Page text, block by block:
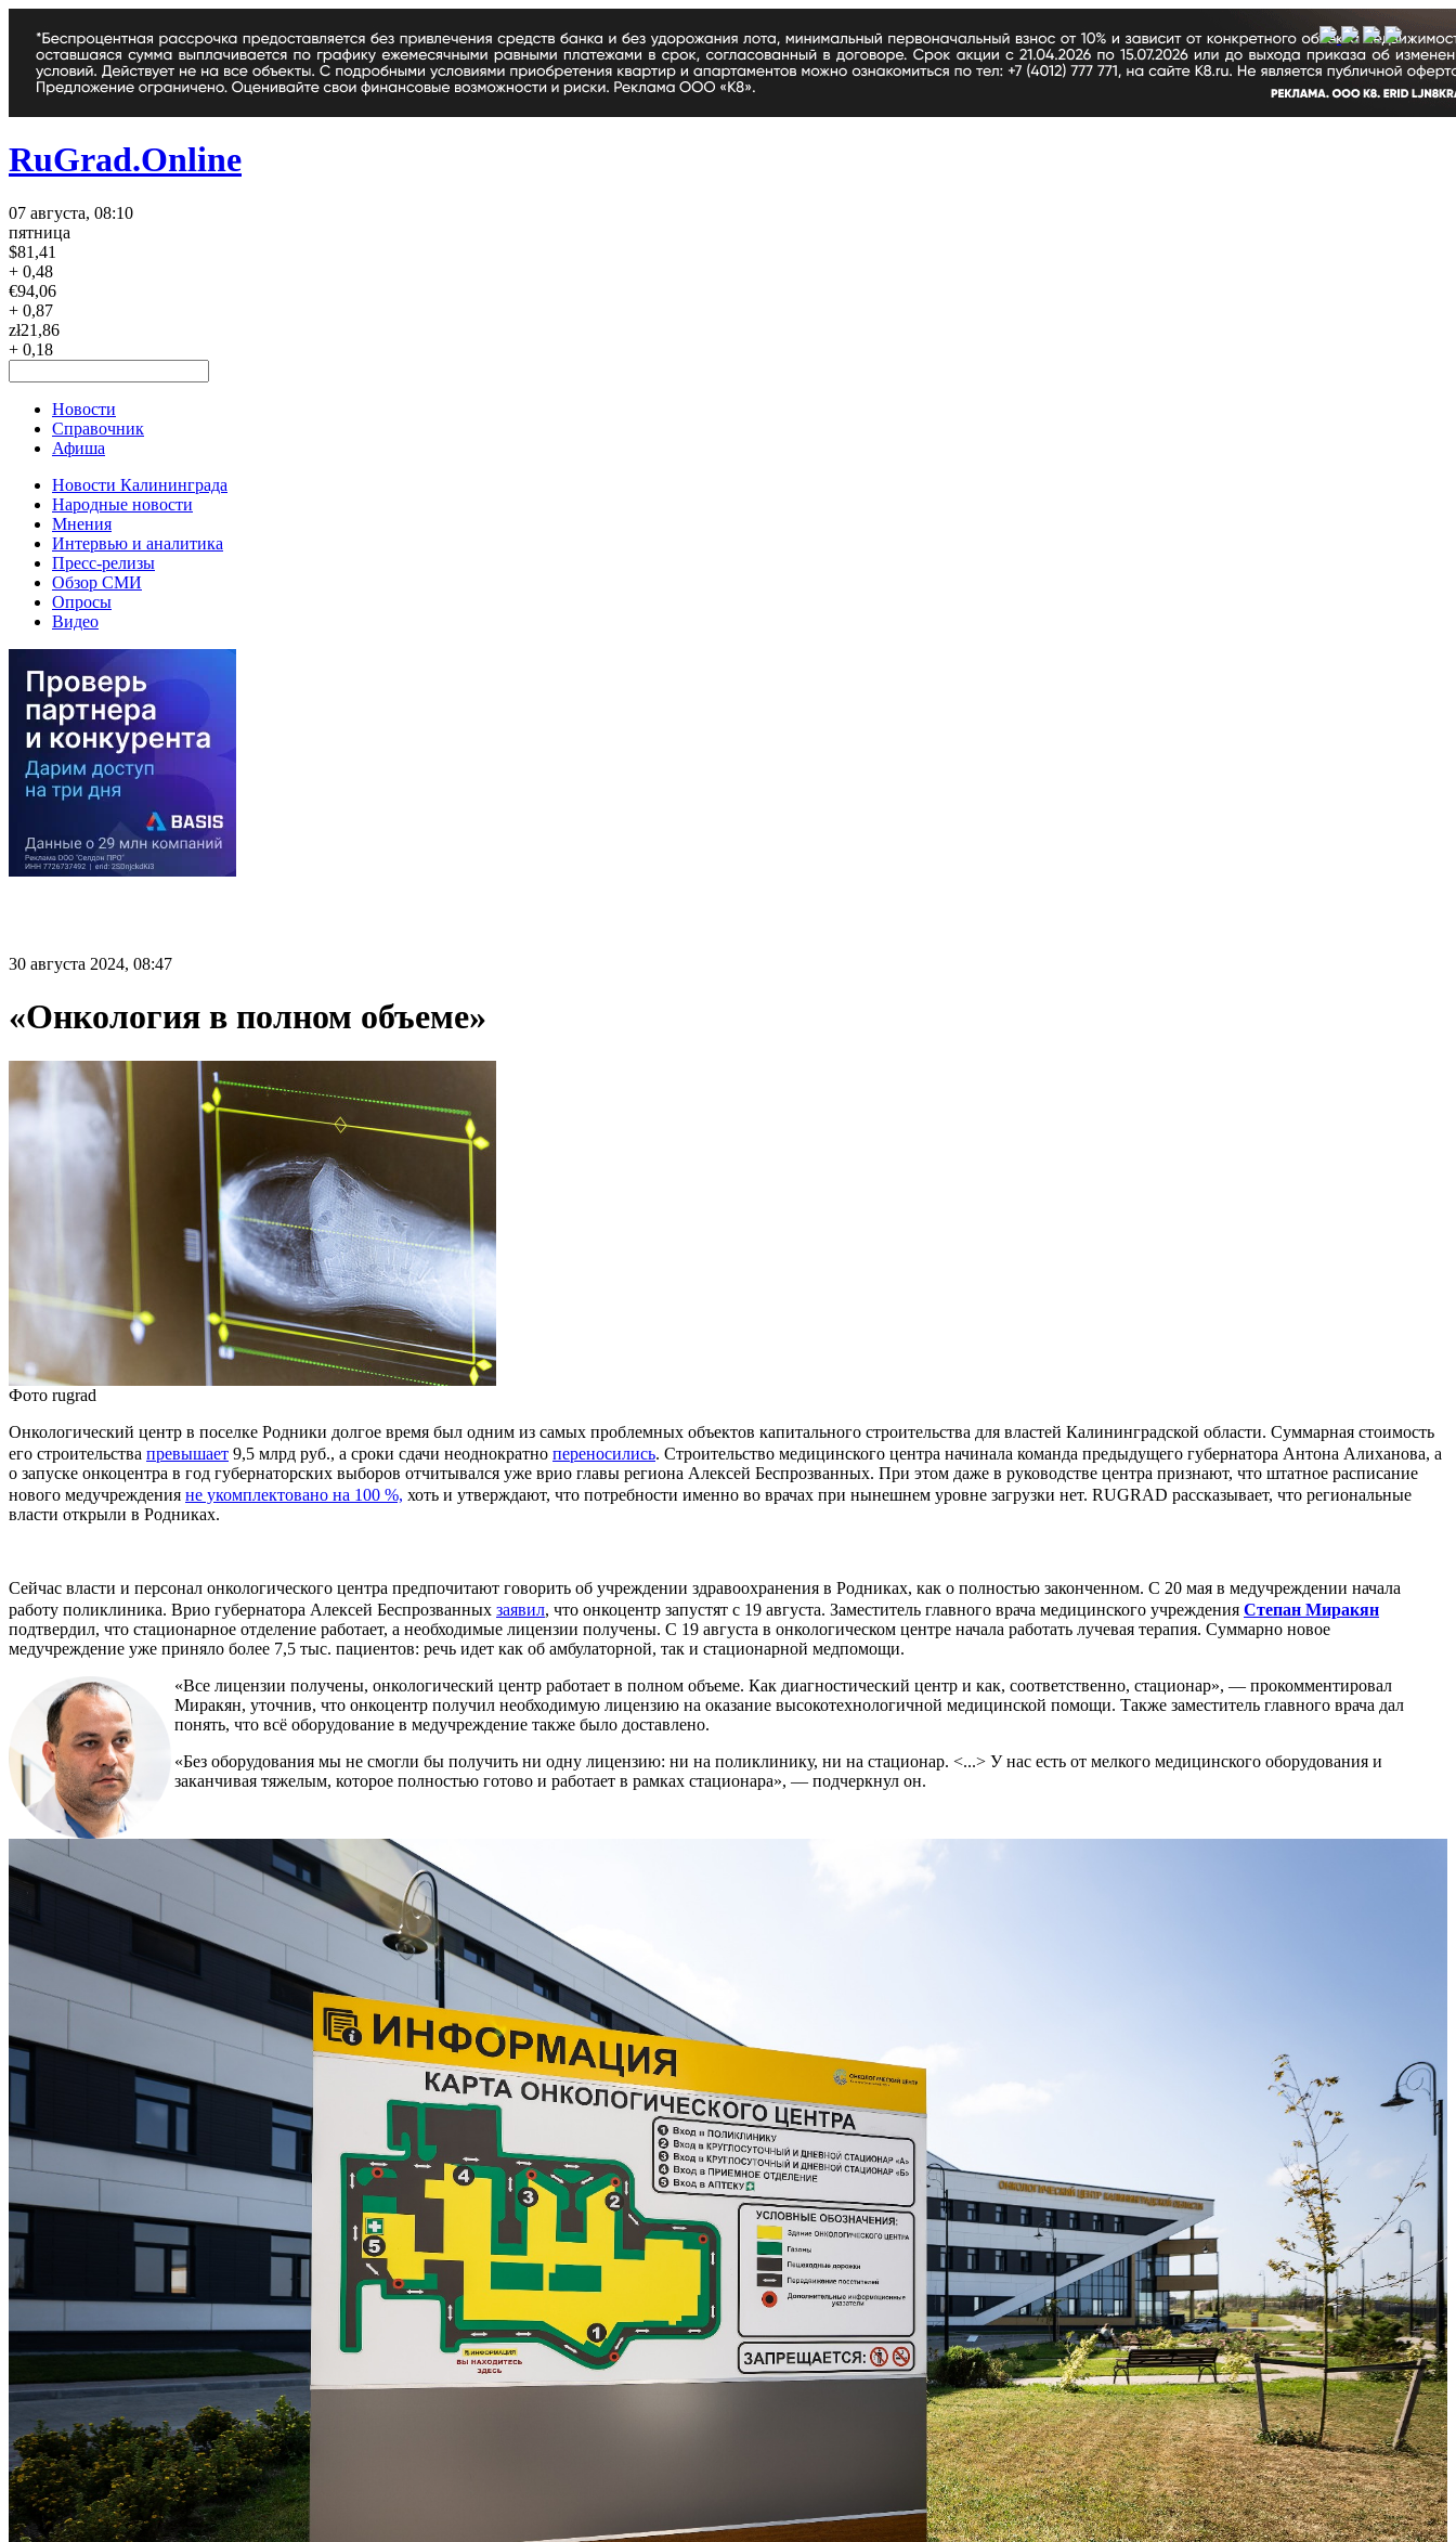
RuGrad.Online
07 августа, 08:10
пятница
$81,41
+ 0,48
€94,06
+ 0,87
zł21,86
+ 0,18
Новости
Справочник
Афиша
Новости Калининграда
Народные новости
Мнения
Интервью и аналитика
Пресс-релизы
Обзор СМИ
Опросы
Видео
30 августа 2024, 08:47
«Онкология в полном объеме»
Фото rugrad
Онкологический центр в поселке Родники долгое время был одним из самых проблемных объектов капитального строительства для властей Калининградской области. Суммарная стоимость
его строительства превышает 9,5 млрд руб., а сроки сдачи неоднократно переносились. Строительство медицинского центра начинала команда предыдущего губернатора Антона Алиханова, а
о запуске онкоцентра в год губернаторских выборов отчитывался уже врио главы региона Алексей Беспрозванных. При этом даже в руководстве центра признают, что штатное расписание
нового медучреждения не укомплектовано на 100 %, хоть и утверждают, что потребности именно во врачах при нынешнем уровне загрузки нет. RUGRAD рассказывает, что региональные
власти открыли в Родниках.
Сейчас власти и персонал онкологического центра предпочитают говорить об учреждении здравоохранения в Родниках, как о полностью законченном. С 20 мая в медучреждении начала
работу поликлиника. Врио губернатора Алексей Беспрозванных заявил, что онкоцентр запустят с 19 августа. Заместитель главного врача медицинского учреждения Степан Миракян
подтвердил, что стационарное отделение работает, а необходимые лицензии получены. С 19 августа в онкологическом центре начала работать лучевая терапия. Суммарно новое
медучреждение уже приняло более 7,5 тыс. пациентов: речь идет как об амбулаторной, так и стационарной медпомощи.
«Все лицензии получены, онкологический центр работает в полном объеме. Как диагностический центр и как, соответственно, стационар», — прокомментировал
Миракян, уточнив, что онкоцентр получил необходимую лицензию на оказание высокотехнологичной медицинской помощи. Также заместитель главного врача дал
понять, что всё оборудование в медучреждение также было доставлено.
«Без оборудования мы не смогли бы получить ни одну лицензию: ни на поликлинику, ни на стационар. <...> У нас есть от мелкого медицинского оборудования и
заканчивая тяжелым, которое полностью готово и работает в рамках стационара», — подчеркнул он.